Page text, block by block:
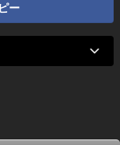
ー